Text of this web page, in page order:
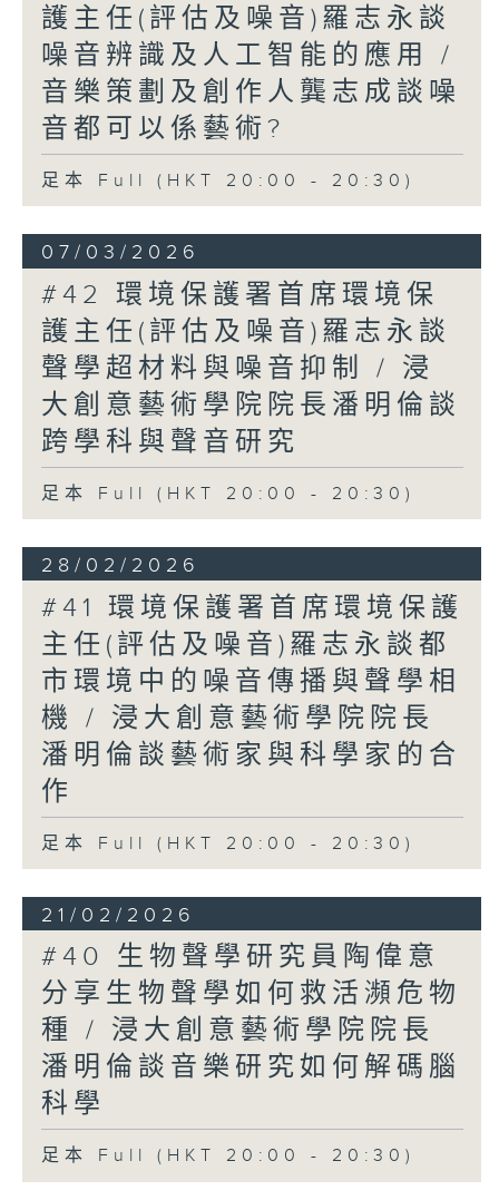
護主任(評估及噪音)羅志永談
噪音辨識及人工智能的應用 /
音樂策劃及創作人龔志成談噪
音都可以係藝術?
足本 Full (HKT 20:00 - 20:30)
07/03/2026
#42 環境保護署首席環境保
護主任(評估及噪音)羅志永談
聲學超材料與噪音抑制 / 浸
大創意藝術學院院長潘明倫談
跨學科與聲音研究
足本 Full (HKT 20:00 - 20:30)
28/02/2026
#41 環境保護署首席環境保護
主任(評估及噪音)羅志永談都
市環境中的噪音傳播與聲學相
機 / 浸大創意藝術學院院長
潘明倫談藝術家與科學家的合
作
足本 Full (HKT 20:00 - 20:30)
21/02/2026
#40 生物聲學研究員陶偉意
分享生物聲學如何救活瀕危物
種 / 浸大創意藝術學院院長
潘明倫談音樂研究如何解碼腦
科學
足本 Full (HKT 20:00 - 20:30)